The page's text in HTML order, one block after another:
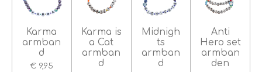
Karma
armban
d
€ 9,95
Karma is
a Cat
armban
d
Midnigh
ts
armban
d
Anti
Hero set
armban
den